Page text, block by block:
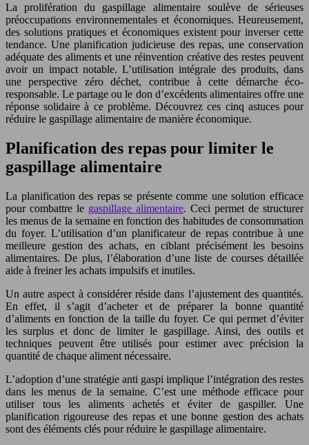
La prolifération du gaspillage alimentaire soulève de sérieuses
préoccupations environnementales et économiques. Heureusement,
des solutions pratiques et économiques existent pour inverser cette
tendance. Une planification judicieuse des repas, une conservation
adéquate des aliments et une réinvention créative des restes peuvent
avoir un impact notable. L’utilisation intégrale des produits, dans
une perspective zéro déchet, contribue à cette démarche éco-
responsable. Le partage ou le don d’excédents alimentaires offre une
réponse solidaire à ce problème. Découvrez ces cinq astuces pour
réduire le gaspillage alimentaire de manière économique.
Planification des repas pour limiter le
gaspillage alimentaire
La planification des repas se présente comme une solution efficace
pour combattre le gaspillage alimentaire. Ceci permet de structurer
les menus de la semaine en fonction des habitudes de consommation
du foyer. L’utilisation d’un planificateur de repas contribue à une
meilleure gestion des achats, en ciblant précisément les besoins
alimentaires. De plus, l’élaboration d’une liste de courses détaillée
aide à freiner les achats impulsifs et inutiles.
Un autre aspect à considérer réside dans l’ajustement des quantités.
En effet, il s’agit d’acheter et de préparer la bonne quantité
d’aliments en fonction de la taille du foyer. Ce qui permet d’éviter
les surplus et donc de limiter le gaspillage. Ainsi, des outils et
techniques peuvent être utilisés pour estimer avec précision la
quantité de chaque aliment nécessaire.
L’adoption d’une stratégie anti gaspi implique l’intégration des restes
dans les menus de la semaine. C’est une méthode efficace pour
utiliser tous les aliments achetés et éviter de gaspiller. Une
planification rigoureuse des repas et une bonne gestion des achats
sont des éléments clés pour réduire le gaspillage alimentaire.